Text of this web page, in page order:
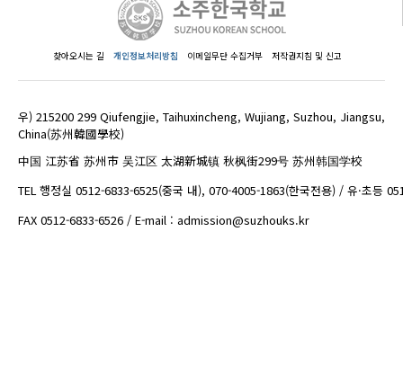
찾아오시는 길 개인정보처리방침 이메일무단 수집거부 저작권지침 및 신고
우) 215200 299 Qiufengjie, Taihuxincheng, Wujiang, Suzhou, Jiangsu,
China(苏州韓國學校)
中国 江苏省 苏州市 吴江区 太湖新城镇 秋枫街299号 苏州韩国学校
TEL 행정실 0512-6833-6525(중국 내), 070-4005-1863(한국전용) / 유·초등
FAX 0512-6833-6526 / E-mail : admission@suzhouks.kr